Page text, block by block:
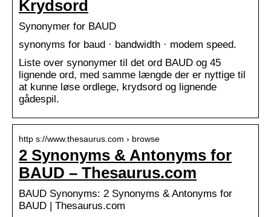
Krydsord
Synonymer for BAUD
synonyms for baud · bandwidth · modem speed.
Liste over synonymer til det ord BAUD og 45
lignende ord, med samme længde der er nyttige til
at kunne løse ordlege, krydsord og lignende
gådespil.
http s://www.thesaurus.com › browse
2 Synonyms & Antonyms for
BAUD – Thesaurus.com
BAUD Synonyms: 2 Synonyms & Antonyms for
BAUD | Thesaurus.com